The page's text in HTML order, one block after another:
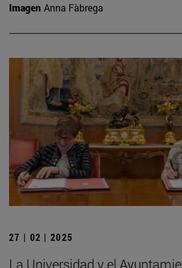
Imagen Anna Fàbrega
27 | 02 | 2025
La Universidad y el